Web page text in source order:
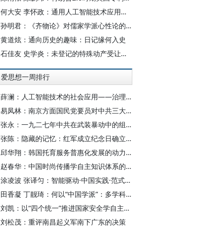
何大安 李怀政：通用人工智能技术应用下的数字调节机制
孙明君：《齐物论》对儒家学派心性论的回应
黄道炫：通向历史的趣味：日记缘何入史
石佳友 史学炎：未登记的特殊动产受让人排除强制执行问题研究
爱思想一周排行
薛澜：人工智能技术的社会应用——治理挑战
易凤林：南京方面国民党要员对中共三大起义的反应
张永：一九二七年中共在武装暴动中的组织转型
张陈：隐藏的记忆：红军成立纪念日确立前中共对南昌起义的纪念
邱华翔：韩国托育服务普惠化发展的动力机制、制度路径与政策效应
赵春华：中国时尚传播学自主知识体系的内在逻辑与实践路径
涂凌波 张译匀：智能驱动·中国实践·范式创新：“构建中国新闻传播学自主知识体系”专题研讨会综述
田香凝 丁靓琦：何以“中国学派”：多学科视野下中国特色新闻传播学建设的研究
刘凯：以“四个统一”推进国家安全学自主知识体系构建
刘松茂：重评南昌起义军南下广东的决策